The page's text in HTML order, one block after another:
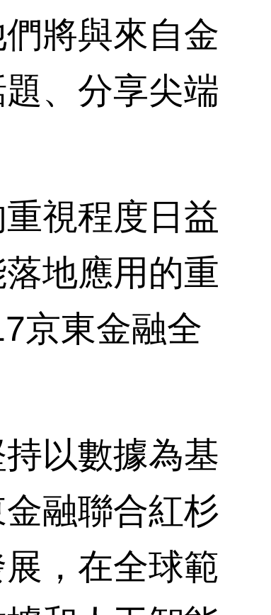
將與來自金
、分享尖端
視程度日益
地應用的重
京東金融全
以數據為基
融聯合紅杉
，在全球範